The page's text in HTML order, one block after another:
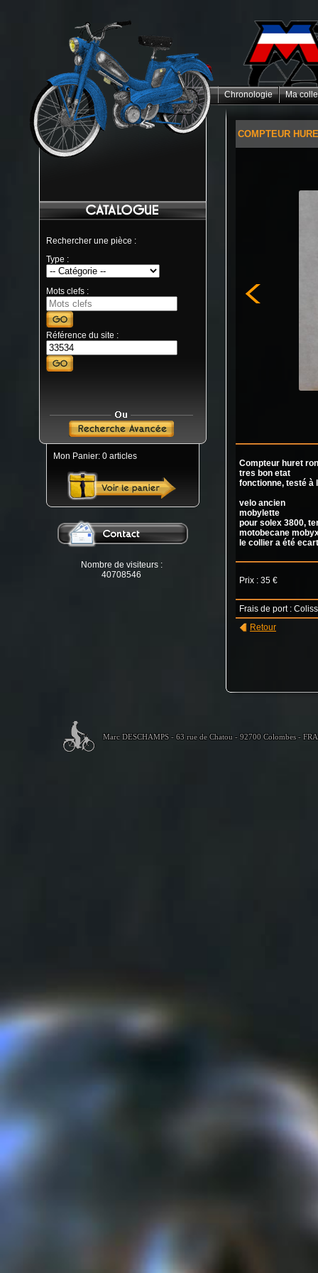
Rechercher une pièce :
Type :
Mots clefs :
Référence du site :
Mon Panier: 0 articles
Nombre de visiteurs :
40708546
Chronologie Ma
COMPTEUR
Compteur huret
tres bon etat
fonctionne, testé à
velo ancien
mobylette
pour solex 3800,
motobecane
le collier a été
Prix : 35 €
Frais de port :
Retour
Marc DESCHAMPS - 63 rue de Chatou - 92700 Colombes -